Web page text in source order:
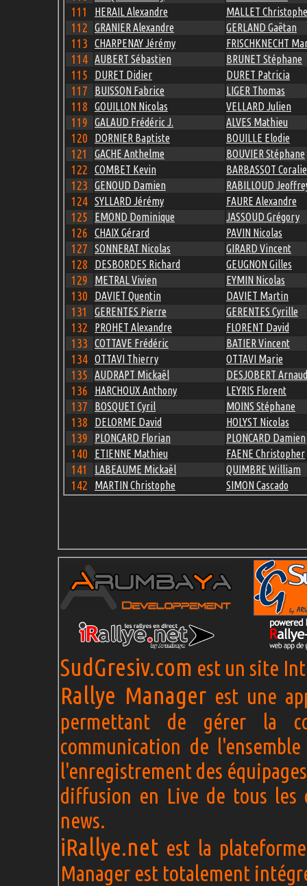
111 HERAIL Alexandre MALLET Christophe
112 GRANIER Alexandre GERLAND Gaëtan
113 CHARPENAY Jérémy FRISCHKNECHT
114 AUBERT Sébastien BRUNET Stéphane
115 DURET Didier DURET Patricia
117 BUISSON Fabrice LIGER Thomas
118 GOUILLON Nicolas VELLARD Julien
119 GALAUD Frédéric J. ALVES Mathieu
120 DORNIER Baptiste BOUILLE Elodie
121 GACHE Anthelme BOUVIER Stéphane
122 COMBET Kevin BARBASSOT Coralie
123 GENOUD Damien RABILLOUD
124 SYLLARD Jérémy FAURE Alexandre
125 EMOND Dominique JASSOUD Grégory
126 CHAIX Gérard PAVIN Nicolas
127 SONNERAT Nicolas GIRARD Vincent
128 DESBORDES Richard GEUGNON Gilles
129 METRAL Vivien EYMIN Nicolas
130 DAVIET Quentin DAVIET Martin
131 GERENTES Pierre GERENTES Cyrille
132 PROHET Alexandre FLORENT David
133 COTTAVE Frédéric BATIER Vincent
134 OTTAVI Thierry OTTAVI Marie
135 AUDRAPT Mickaël DESJOBERT Arnaud
136 HARCHOUX Anthony LEYRIS Florent
137 BOSQUET Cyril MOINS Stéphane
138 DELORME David HOLYST Nicolas
139 PLONCARD Florian PLONCARD Damien
140 ETIENNE Mathieu FAENE Christopher
141 LABEAUME Mickaël QUIMBRE William
142 MARTIN Christophe SIMON Cascado
SudGresiv.com est un site
Rallye Manager est une
permettant de gérer la
communication de
l'enregistrement des
diffusion en Live de tous les
news.
iRallye.net est la
Manager est totalement